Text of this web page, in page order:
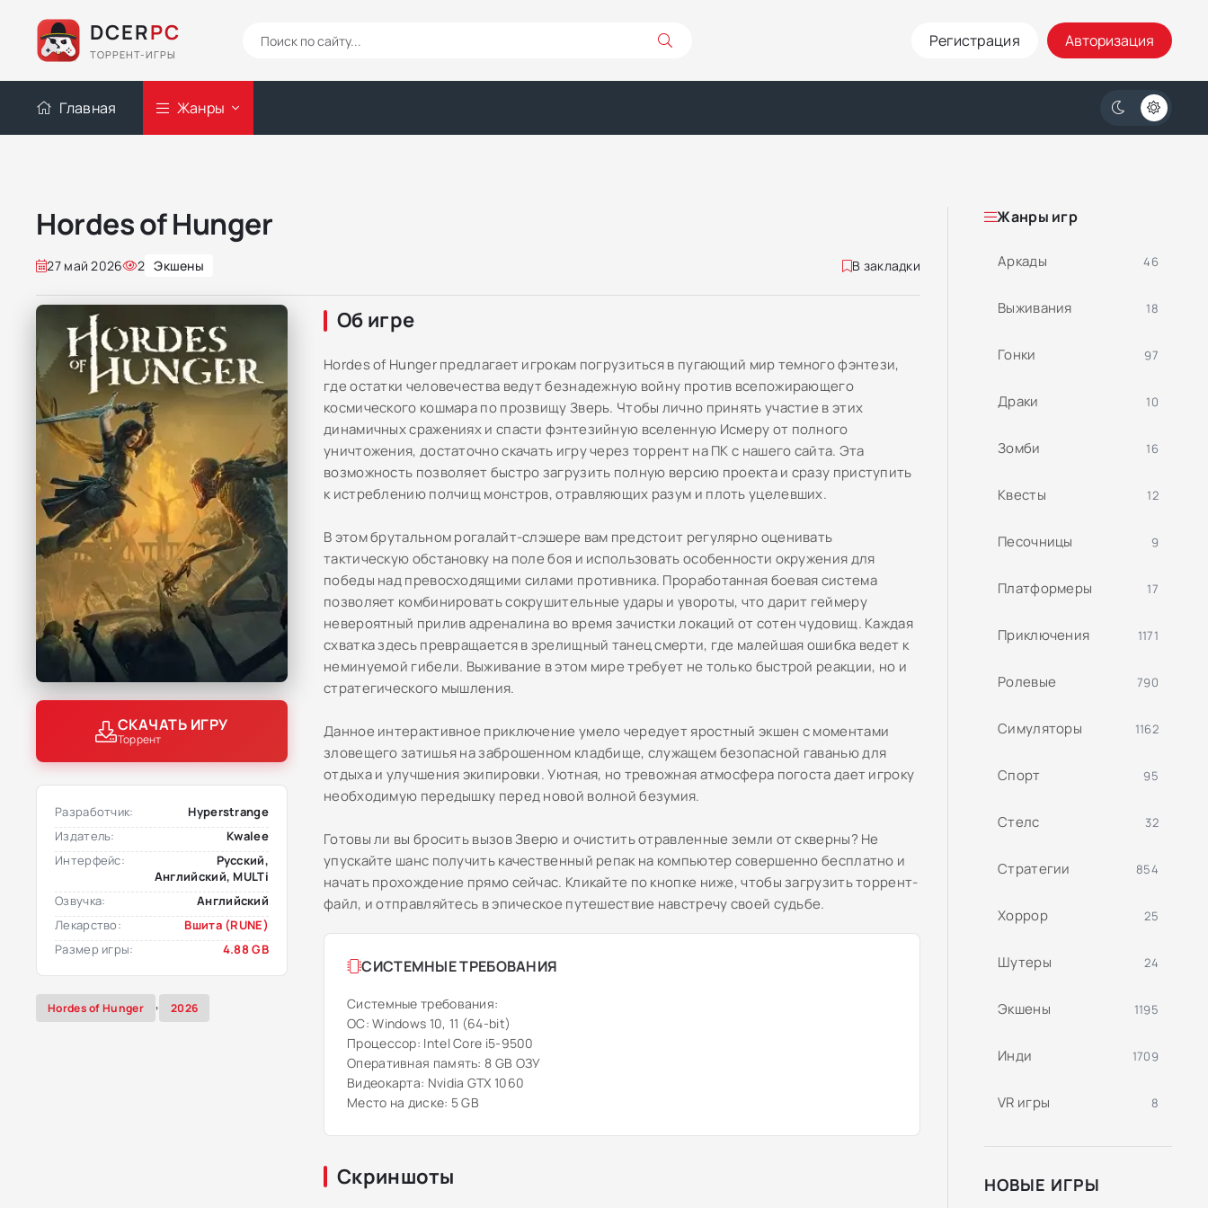
DCERPC
ТОРРЕНТ-ИГРЫ
Регистрация Авторизация
Главная Жанры
Hordes of Hunger
27 май 2026 2 Экшены В закладки
СКАЧАТЬ ИГРУ
Торрент
Разработчик:
Hyperstrange
Издатель:
Kwalee
Интерфейс:
Русский,
Английский, MULTi
Озвучка:
Английский
Лекарство:
Вшита (RUNE)
Размер игры:
4.88 GB
Hordes of Hunger , 2026
Об игре
Hordes of Hunger предлагает игрокам погрузиться в пугающий мир темного фэнтези,
где остатки человечества ведут безнадежную войну против всепожирающего
космического кошмара по прозвищу Зверь. Чтобы лично принять участие в этих
динамичных сражениях и спасти фэнтезийную вселенную Исмеру от полного
уничтожения, достаточно скачать игру через торрент на ПК с нашего сайта. Эта
возможность позволяет быстро загрузить полную версию проекта и сразу приступить
к истреблению полчищ монстров, отравляющих разум и плоть уцелевших.
В этом брутальном рогалайт-слэшере вам предстоит регулярно оценивать
тактическую обстановку на поле боя и использовать особенности окружения для
победы над превосходящими силами противника. Проработанная боевая система
позволяет комбинировать сокрушительные удары и увороты, что дарит геймеру
невероятный прилив адреналина во время зачистки локаций от сотен чудовищ. Каждая
схватка здесь превращается в зрелищный танец смерти, где малейшая ошибка ведет к
неминуемой гибели. Выживание в этом мире требует не только быстрой реакции, но и
стратегического мышления.
Данное интерактивное приключение умело чередует яростный экшен с моментами
зловещего затишья на заброшенном кладбище, служащем безопасной гаванью для
отдыха и улучшения экипировки. Уютная, но тревожная атмосфера погоста дает игроку
необходимую передышку перед новой волной безумия.
Готовы ли вы бросить вызов Зверю и очистить отравленные земли от скверны? Не
упускайте шанс получить качественный репак на компьютер совершенно бесплатно и
начать прохождение прямо сейчас. Кликайте по кнопке ниже, чтобы загрузить торрент-
файл, и отправляйтесь в эпическое путешествие навстречу своей судьбе.
СИСТЕМНЫЕ ТРЕБОВАНИЯ
Системные требования:
ОС: Windows 10, 11 (64-bit)
Процессор: Intel Core i5-9500
Оперативная память: 8 GB ОЗУ
Видеокарта: Nvidia GTX 1060
Место на диске: 5 GB
Скриншоты
Жанры игр
Аркады 46
Выживания 18
Гонки 97
Драки 10
Зомби 16
Квесты 12
Песочницы 9
Платформеры 17
Приключения 1171
Ролевые 790
Симуляторы 1162
Спорт 95
Стелс 32
Стратегии 854
Хоррор 25
Шутеры 24
Экшены 1195
Инди 1709
VR игры 8
НОВЫЕ ИГРЫ